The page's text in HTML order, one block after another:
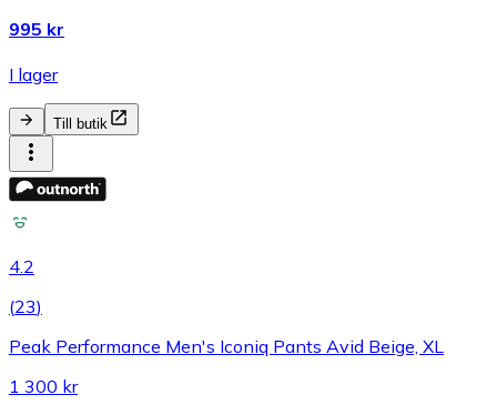
995 kr
I lager
Till butik
4.2
(23)
Peak Performance Men's Iconiq Pants Avid Beige, XL
1 300 kr